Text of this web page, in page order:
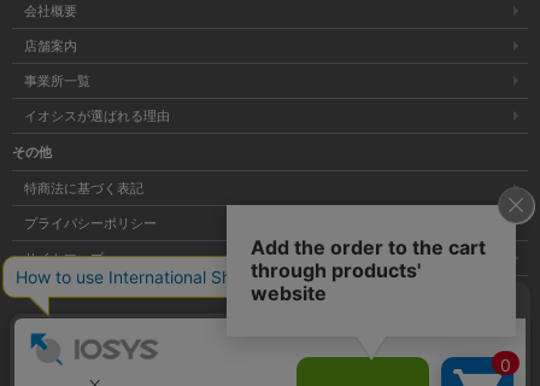
会社概要
店舗案内
事業所一覧
イオシスが選ばれる理由
その他
特商法に基づく表記
プライバシーポリシー
サイトマップ